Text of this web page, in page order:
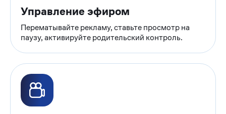
Управление эфиром
Перематывайте рекламу, ставьте просмотр на
паузу, активируйте родительский контроль.